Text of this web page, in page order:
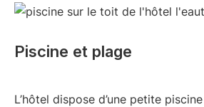
Piscine et plage
L’hôtel dispose d’une petite